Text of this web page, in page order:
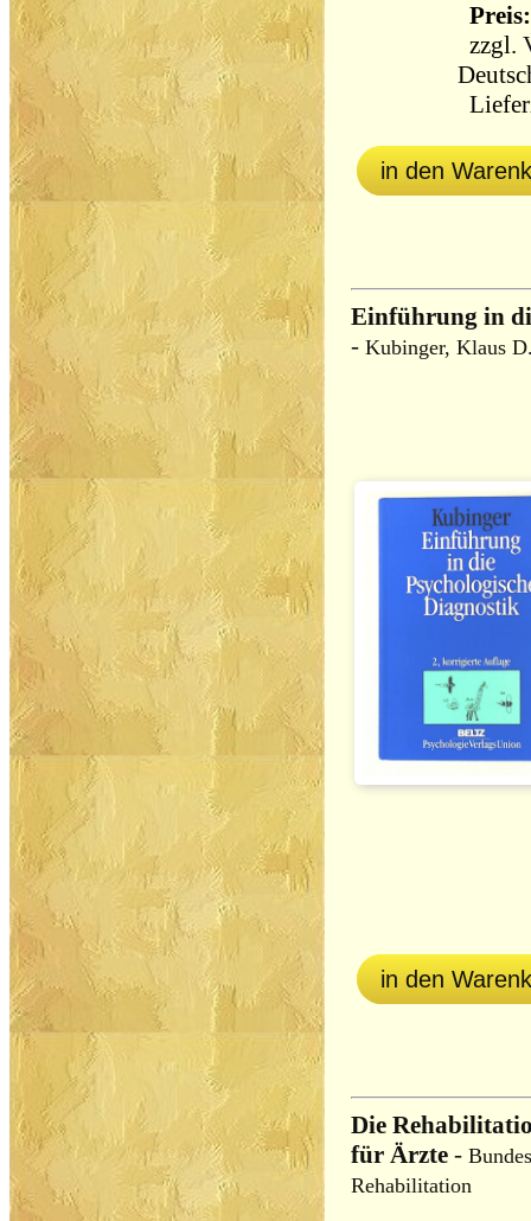
zzgl.
in den
Einführung in
- Kubinger, Klaus
in den
Die
für Ärzte -
Rehabilitation